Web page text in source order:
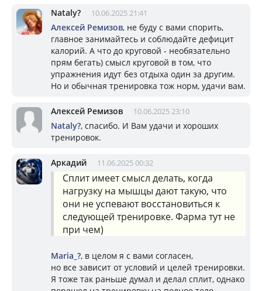
Nataly? 10.06.2025 21:41
Алексей Ремизов, не буду с вами спорить,
главное занимайтесь и соблюдайте дефицит
калорий. А что до круговой - необязательно
прям бегать) смысл круговой в том, что
упражнения идут без отдыха один за другим.
Но и обычная тренировка тож норм, удачи вам.
Алексей Ремизов 10.06.2025 23:10
Nataly?, спасибо. И Вам удачи и хороших
тренировок.
Аркадий 11.06.2025 00:32
Сплит имеет смысл делать, когда
нагрузку на мышцы дают такую, что
они не успевают восстановиться к
следующей тренировке. Фарма тут не
при чем)
Mariа_?, в целом я с вами согласен,
но все зависит от условий и целей тренировки.
Я тоже так раньше думал и делал сплит, однако